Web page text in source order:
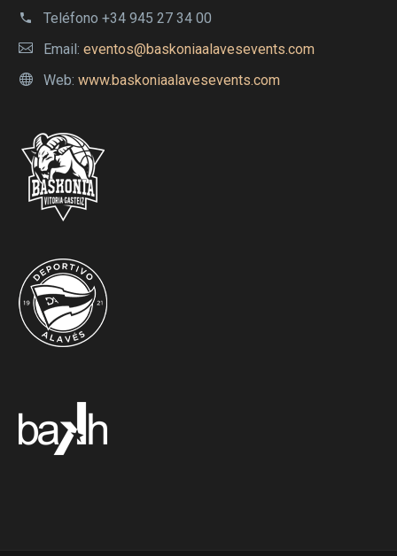
Teléfono +34 945 27 34 00
Email: eventos@baskoniaalavesevents.com
Web: www.baskoniaalavesevents.com